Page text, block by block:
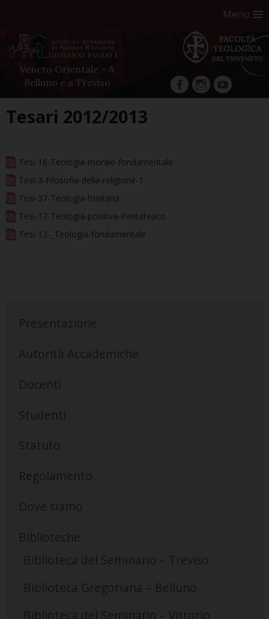
Menu
Veneto Orientale – A
Belluno e a Treviso
facebookInstagram
YouTube
Tesari 2012/2013
Tesi-16-Teologia-morale-fondamentale
Tesi-3-Filosofia-della-religione-1
Tesi-37-Teologia-trinitaria
Tesi-17-Teologia-positiva-Pentateuco
Tesi-12-_Teologia-fondamentale
Presentazione
Autorità Accademiche
Docenti
Studenti
Statuto
Regolamento
Dove siamo
Biblioteche
Biblioteca del Seminario – Treviso
Biblioteca Gregoriana – Belluno
Biblioteca del Seminario – Vittorio